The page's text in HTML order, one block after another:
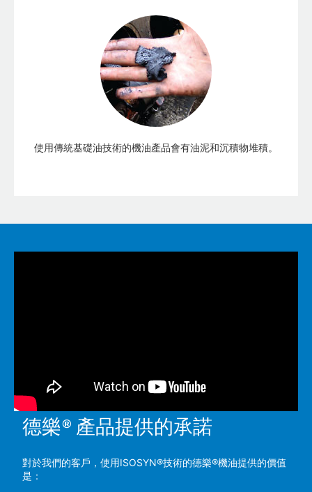
使用傳統基礎油技術的機油產品會有油泥和沉積物堆積。
德樂®產品提供的承諾
對於我們的客戶，使用ISOSYN®技術的德樂®機油提供的價值
是：